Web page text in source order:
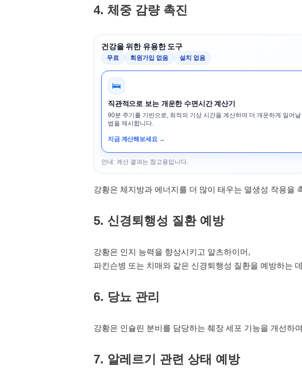
4. 체중 감량 촉진
건강을 위한 유용한 도구
무료 회원가입 없음 설치 없음
🛌
직관적으로 보는 개운한 수면시간 계산기
90분 주기를 기반으로, 최적의 기상 시간을 계산하여 더 개운하게 일어
법을 제시합니다.
지금 계산해보세요 →
안내: 계산 결과는 참고용입니다.
강황은 체지방과 에너지를 더 많이 태우는 열생성 작용을
5. 신경퇴행성 질환 예방
강황은 인지 능력을 향상시키고 알츠하이머,
파킨슨병 또는 치매와 같은 신경퇴행성 질환을 예방하는
6. 당뇨 관리
강황은 인슐린 분비를 담당하는 췌장 세포 기능을 개선하
7. 알레르기 관련 상태 예방